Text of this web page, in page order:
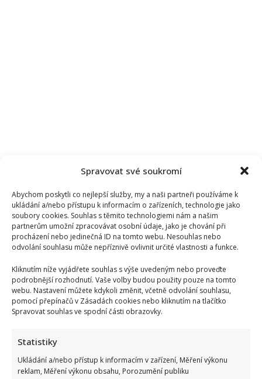
Spravovat své soukromí
Abychom poskytli co nejlepší služby, my a naši partneři používáme k
ukládání a/nebo přístupu k informacím o zařízeních, technologie jako
soubory cookies. Souhlas s těmito technologiemi nám a našim
partnerům umožní zpracovávat osobní údaje, jako je chování při
procházení nebo jedinečná ID na tomto webu. Nesouhlas nebo
odvolání souhlasu může nepříznivě ovlivnit určité vlastnosti a funkce.
Kliknutím níže vyjádřete souhlas s výše uvedeným nebo proveďte
podrobnější rozhodnutí. Vaše volby budou použity pouze na tomto
webu. Nastavení můžete kdykoli změnit, včetně odvolání souhlasu,
pomocí přepínačů v Zásadách cookies nebo kliknutím na tlačítko
Spravovat souhlas ve spodní části obrazovky.
Statistiky
Ukládání a/nebo přístup k informacím v zařízení, Měření výkonu
reklam, Měření výkonu obsahu, Porozumění publiku